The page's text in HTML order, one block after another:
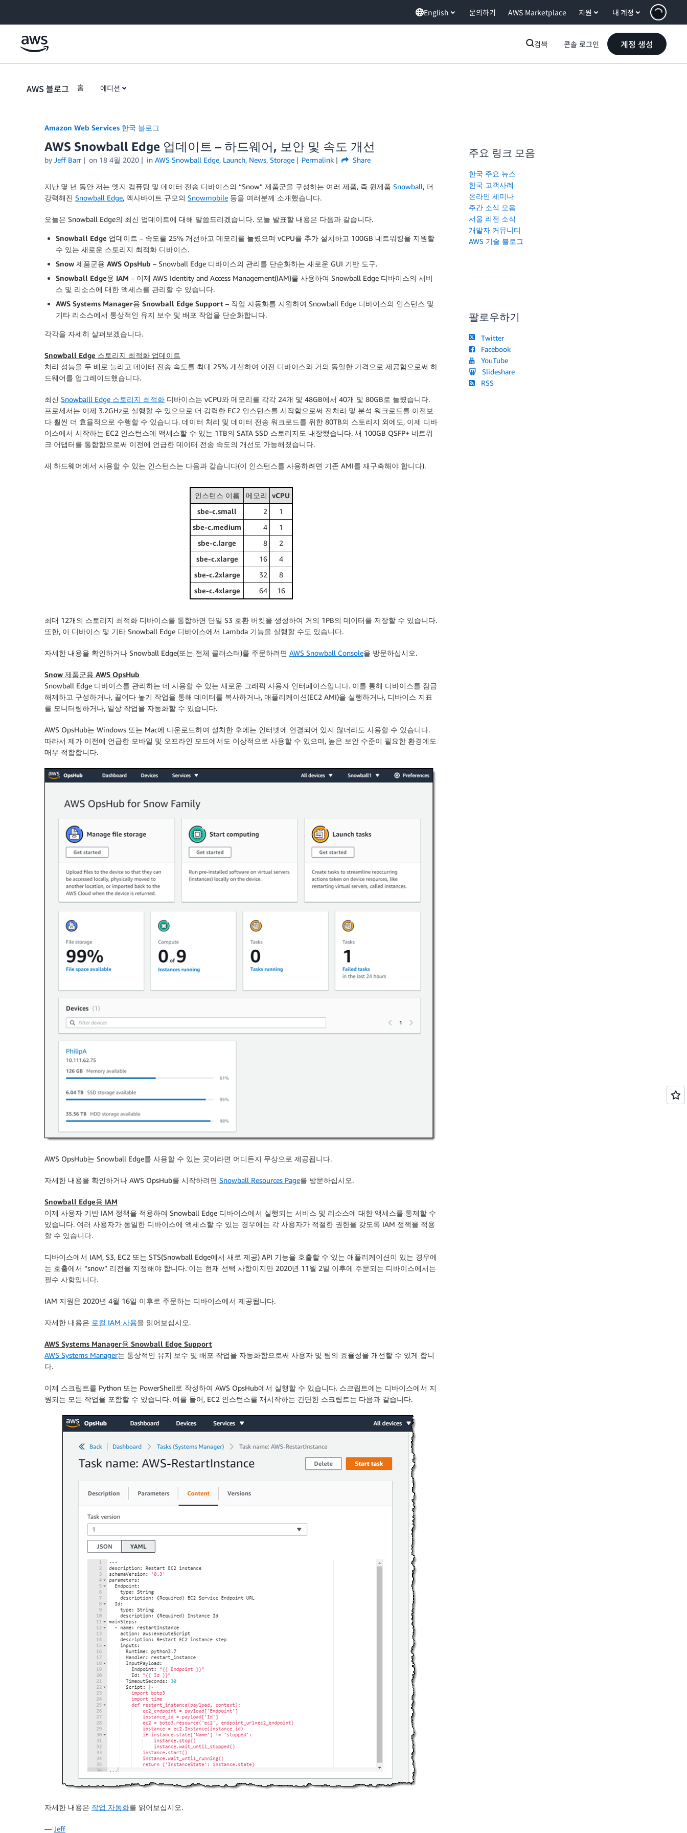
English 문의하기 AWS Marketplace 지원 내 계정
검색 콘솔 로그인 계정 생성
AWS 블로그 홈 에디션
Amazon Web Services 한국 블로그
AWS Snowball Edge 업데이트 – 하드웨어, 보안 및 속도 개선
by Jeff Barr on 18 4월 2020 in AWS Snowball Edge, Launch, News, Storage Permalink Share
지난 몇 년 동안 저는 엣지 컴퓨팅 및 데이터 전송 디바이스의 “Snow” 제품군을 구성하는 여러 제품, 즉 원제품 Snowball, 더
강력해진 Snowball Edge, 엑사바이트 규모의 Snowmobile 등을 여러분께 소개했습니다.
오늘은 Snowball Edge의 최신 업데이트에 대해 말씀드리겠습니다. 오늘 발표할 내용은 다음과 같습니다.
Snowball Edge 업데이트 – 속도를 25% 개선하고 메모리를 늘렸으며 vCPU를 추가 설치하고 100GB 네트워킹을 지원할
수 있는 새로운 스토리지 최적화 디바이스.
Snow 제품군용 AWS OpsHub – Snowball Edge 디바이스의 관리를 단순화하는 새로운 GUI 기반 도구.
Snowball Edge용 IAM – 이제 AWS Identity and Access Management(IAM)를 사용하여 Snowball Edge 디바이스의 서비
스 및 리소스에 대한 액세스를 관리할 수 있습니다.
AWS Systems Manager용 Snowball Edge Support – 작업 자동화를 지원하여 Snowball Edge 디바이스의 인스턴스 및
기타 리소스에서 통상적인 유지 보수 및 배포 작업을 단순화합니다.
각각을 자세히 살펴보겠습니다.
Snowball Edge 스토리지 최적화 업데이트
처리 성능을 두 배로 늘리고 데이터 전송 속도를 최대 25% 개선하여 이전 디바이스와 거의 동일한 가격으로 제공함으로써 하
드웨어를 업그레이드했습니다.
최신 Snowballl Edge 스토리지 최적화 디바이스는 vCPU와 메모리를 각각 24개 및 48GB에서 40개 및 80GB로 늘렸습니다.
프로세서는 이제 3.2GHz로 실행할 수 있으므로 더 강력한 EC2 인스턴스를 시작함으로써 전처리 및 분석 워크로드를 이전보
다 훨씬 더 효율적으로 수행할 수 있습니다. 데이터 처리 및 데이터 전송 워크로드를 위한 80TB의 스토리지 외에도, 이제 디바
이스에서 시작하는 EC2 인스턴스에 액세스할 수 있는 1TB의 SATA SSD 스토리지도 내장했습니다. 새 100GB QSFP+ 네트워
크 어댑터를 통합함으로써 이전에 언급한 데이터 전송 속도의 개선도 가능해졌습니다.
새 하드웨어에서 사용할 수 있는 인스턴스는 다음과 같습니다(이 인스턴스를 사용하려면 기존 AMI를 재구축해야 합니다).
인스턴스 이름 메모리
vCPU
sbe-c.small
2
1
sbe-c.medium
4
1
sbe-c.large
8
2
sbe-c.xlarge
16
4
sbe-c.2xlarge
32
8
sbe-c.4xlarge
64 16
최대 12개의 스토리지 최적화 디바이스를 통합하면 단일 S3 호환 버킷을 생성하여 거의 1PB의 데이터를 저장할 수 있습니다.
또한, 이 디바이스 및 기타 Snowball Edge 디바이스에서 Lambda 기능을 실행할 수도 있습니다.
자세한 내용을 확인하거나 Snowball Edge(또는 전체 클러스터)를 주문하려면 AWS Snowball Console을 방문하십시오.
Snow 제품군용 AWS OpsHub
Snowball Edge 디바이스를 관리하는 데 사용할 수 있는 새로운 그래픽 사용자 인터페이스입니다. 이를 통해 디바이스를 잠금
해제하고 구성하거나, 끌어다 놓기 작업을 통해 데이터를 복사하거나, 애플리케이션(EC2 AMI)을 실행하거나, 디바이스 지표
를 모니터링하거나, 일상 작업을 자동화할 수 있습니다.
AWS OpsHub는 Windows 또는 Mac에 다운로드하여 설치한 후에는 인터넷에 연결되어 있지 않더라도 사용할 수 있습니다.
따라서 제가 이전에 언급한 모바일 및 오프라인 모드에서도 이상적으로 사용할 수 있으며, 높은 보안 수준이 필요한 환경에도
매우 적합합니다.
AWS OpsHub는 Snowball Edge를 사용할 수 있는 곳이라면 어디든지 무상으로 제공됩니다.
자세한 내용을 확인하거나 AWS OpsHub를 시작하려면 Snowball Resources Page를 방문하십시오.
Snowball Edge용 IAM
이제 사용자 기반 IAM 정책을 적용하여 Snowball Edge 디바이스에서 실행되는 서비스 및 리소스에 대한 액세스를 통제할 수
있습니다. 여러 사용자가 동일한 디바이스에 액세스할 수 있는 경우에는 각 사용자가 적절한 권한을 갖도록 IAM 정책을 적용
할 수 있습니다.
디바이스에서 IAM, S3, EC2 또는 STS(Snowball Edge에서 새로 제공) API 기능을 호출할 수 있는 애플리케이션이 있는 경우에
는 호출에서 “snow” 리전을 지정해야 합니다. 이는 현재 선택 사항이지만 2020년 11월 2일 이후에 주문되는 디바이스에서는
필수 사항입니다.
IAM 지원은 2020년 4월 16일 이후로 주문하는 디바이스에서 제공됩니다.
자세한 내용은 로컬 IAM 사용을 읽어보십시오.
AWS Systems Manager용 Snowball Edge Support
AWS Systems Manager는 통상적인 유지 보수 및 배포 작업을 자동화함으로써 사용자 및 팀의 효율성을 개선할 수 있게 합니
다.
이제 스크립트를 Python 또는 PowerShell로 작성하여 AWS OpsHub에서 실행할 수 있습니다. 스크립트에는 디바이스에서 지
원되는 모든 작업을 포함할 수 있습니다. 예를 들어, EC2 인스턴스를 재시작하는 간단한 스크립트는 다음과 같습니다.
자세한 내용은 작업 자동화를 읽어보십시오.
— Jeff
주요 링크 모음
한국 주요 뉴스
한국 고객사례
온라인 세미나
주간 소식 모음
서울 리전 소식
개발자 커뮤니티
AWS 기술 블로그
팔로우하기
Twitter
Facebook
YouTube
Slideshare
RSS